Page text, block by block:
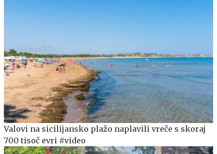
Valovi na sicilijansko plažo naplavili vreče s skoraj
700 tisoč evri #video